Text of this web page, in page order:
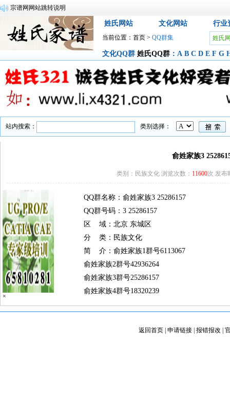
宗谱网网站跳转说明
姓氏网站 文化网站 行业
当前位置： 首页 > QQ群集 姓氏
文化QQ群 姓氏QQ群 ： A B C D E F G
×
站内搜索： 类别选择：
俞姓家族3
类别：民族文化 浏览次数： 11600次 发布
QQ群名称：俞姓家族3 25286157
QQ群号码：3 25286157
区 域：北京 东城区
分 类：民族文化
简 介：俞姓家族1群号6113067
俞姓家族2群号42936264
俞姓家族3群号25286157
俞姓家族4群号18320239
返回首页| 申请链接| 报错报改